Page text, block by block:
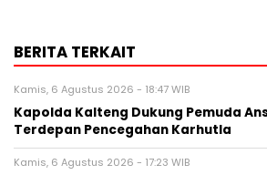
BERITA TERKAIT
Kamis, 6 Agustus 2026 - 18:47 WIB
Kapolda Kalteng Dukung Pemuda
Terdepan Pencegahan Karhutla
Kamis, 6 Agustus 2026 - 17:23 WIB